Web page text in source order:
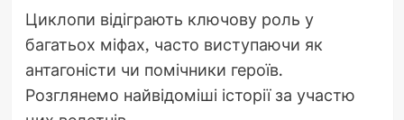
Циклопи відіграють ключову роль у
багатьох міфах, часто виступаючи як
антагоністи чи помічники героїв.
Розглянемо найвідоміші історії за участю